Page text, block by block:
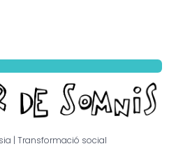
| Transformació social